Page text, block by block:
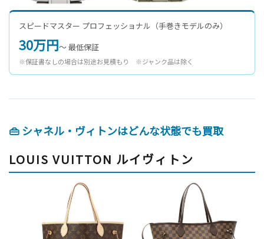
スピードマスター プロフェッショナル（手巻きモデルのみ）
30万円〜 最低保証
※保証書なしの場合は別途お見積もり ※ジャンク品は除く
👜 シャネル・ヴィトンはどんな状態でも買取
LOUIS VUITTON ルイヴィトン